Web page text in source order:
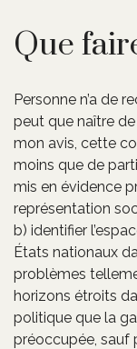
Que
Personne n’a de
peut que naître
mon avis, cette
moins que de
mis en évidence
représentation
b) identifier
États nationaux
problèmes
horizons étroits
politique que la
préoccupée, sauf